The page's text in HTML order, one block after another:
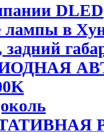
DLED
лампы в